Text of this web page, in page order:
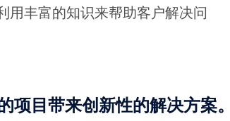
用丰富的知识来帮助客户解决问
项目带来创新性的解决方案。